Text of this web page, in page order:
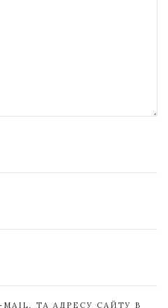
ТА АДРЕСУ САЙТУ В